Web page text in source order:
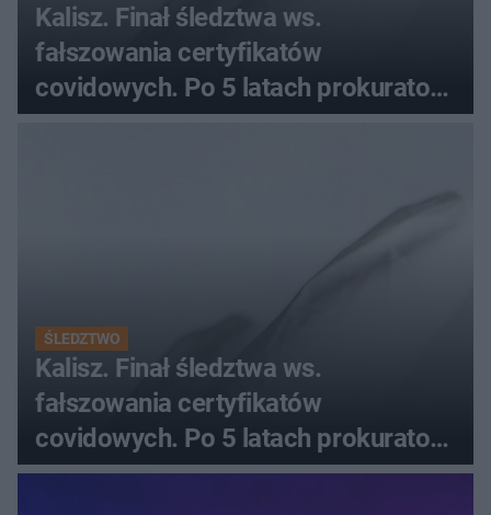
Kalisz. Finał śledztwa ws.
fałszowania certyfikatów
covidowych. Po 5 latach prokurator
zamyka sprawę
ŚLEDZTWO
Kalisz. Finał śledztwa ws.
fałszowania certyfikatów
covidowych. Po 5 latach prokurator
zamyka sprawę